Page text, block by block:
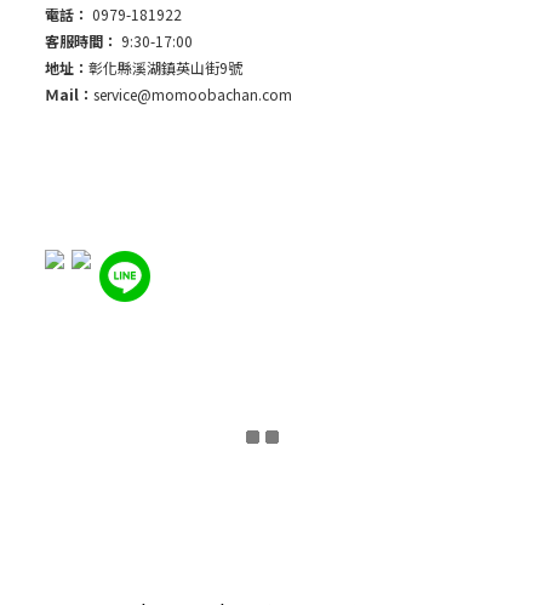
電話： 0979-181922
客服時間： 9:30-17:00
地址： 彰化縣溪湖鎮英山街9號
Ｍail： service@momoobachan.com